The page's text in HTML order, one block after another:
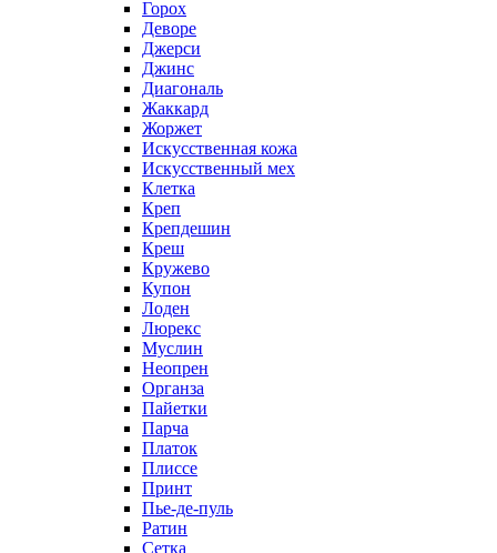
Горох
Деворе
Джерси
Джинс
Диагональ
Жаккард
Жоржет
Искусственная кожа
Искусственный мех
Клетка
Креп
Крепдешин
Креш
Кружево
Купон
Лоден
Люрекс
Муслин
Неопрен
Органза
Пайетки
Парча
Платок
Плиссе
Принт
Пье-де-пуль
Ратин
Сетка